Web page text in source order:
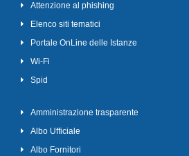
Attenzione al phishing
Elenco siti tematici
Portale OnLine delle Istanze
Wi-Fi
Spid
Amministrazione trasparente
Albo Ufficiale
Albo Fornitori